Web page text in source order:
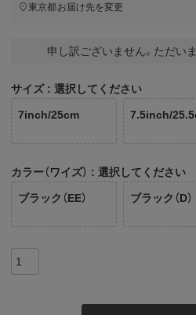
東京都お届け先を変更
申し訳ございません。ただい
サイズ 選択してください
7inch/25cm 7.5inch/
カラー（ワイズ） 選択してください
ブラック（EE） ブラック（D）